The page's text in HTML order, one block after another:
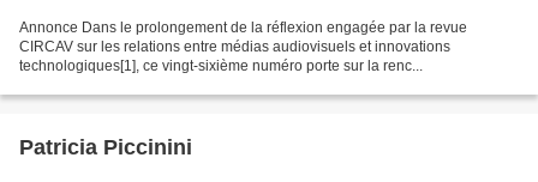
Annonce Dans le prolongement de la réflexion engagée par la revue
CIRCAV sur les relations entre médias audiovisuels et innovations
technologiques[1], ce vingt-sixième numéro porte sur la renc...
Patricia Piccinini